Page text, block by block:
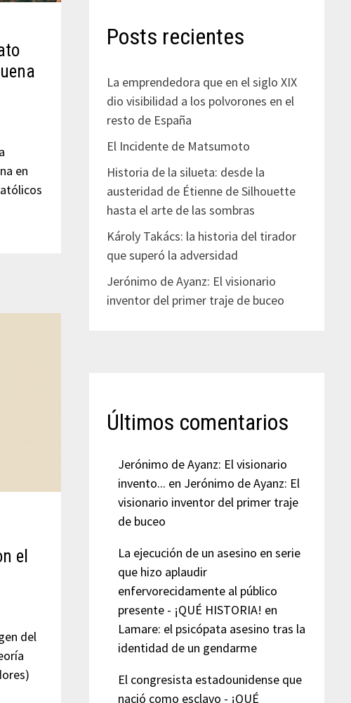
en
el
del
Posts recientes
La emprendedora que en el siglo XIX
dio visibilidad a los polvorones en el
resto de España
El Incidente de Matsumoto
Historia de la silueta: desde la
austeridad de Étienne de Silhouette
hasta el arte de las sombras
Károly Takács: la historia del tirador
que superó la adversidad
Jerónimo de Ayanz: El visionario
inventor del primer traje de buceo
Últimos comentarios
Jerónimo de Ayanz: El visionario
invento... en Jerónimo de Ayanz: El
visionario inventor del primer traje
de buceo
La ejecución de un asesino en serie
que hizo aplaudir
enfervorecidamente al público
presente - ¡QUÉ HISTORIA! en
Lamare: el psicópata asesino tras la
identidad de un gendarme
El congresista estadounidense que
nació como esclavo - ¡QUÉ